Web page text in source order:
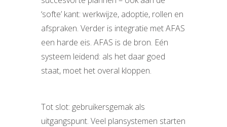
‘softe’ kant: werkwijze, adoptie, rollen en
afspraken. Verder is integratie met AFAS
een harde eis. AFAS is de bron. Eén
systeem leidend: als het daar goed
staat, moet het overal kloppen.
Tot slot: gebruikersgemak als
uitgangspunt. Veel plansystemen starten